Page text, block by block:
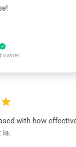
owner
with how
is.